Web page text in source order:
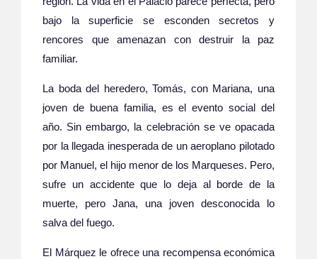
bajo la superficie se esconden secretos y
rencores que amenazan con destruir la paz
familiar.
La boda del heredero, Tomás, con Mariana, una
joven de buena familia, es el evento social del
año. Sin embargo, la celebración se ve opacada
por la llegada inesperada de un aeroplano pilotado
por Manuel, el hijo menor de los Marqueses. Pero,
sufre un accidente que lo deja al borde de la
muerte, pero Jana, una joven desconocida lo
salva del fuego.
El Márquez le ofrece una recompensa económica